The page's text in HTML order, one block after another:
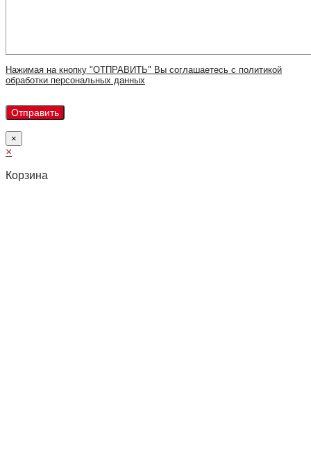
Нажимая на кнопку "ОТПРАВИТЬ" Вы соглашаетесь с политикой
обработки персональных данных
×
×
Корзина